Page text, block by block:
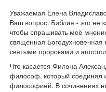
Уважаемая Елена
Ваш вопрос. Библия - это не
чтобы спрашивать моё
священная Богодухновенная
святыми пророками и
Что касается Филона
философ, который соединял
философией. В сочинениях